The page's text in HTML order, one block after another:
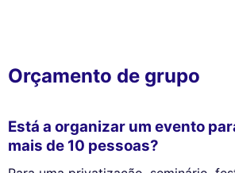
Orçamento de grupo
Está a organizar um evento
mais de 10 pessoas?